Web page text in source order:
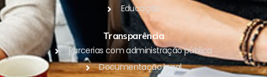
Educação
Transparência
Parcerias com administração pública
Documentação legal